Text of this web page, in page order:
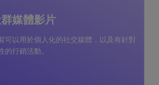
媒體影片
可以用於個人化的社交媒體，以及有針對
的行銷活動。